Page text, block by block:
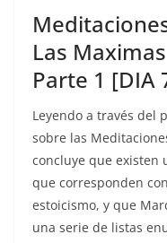
Las
Parte 1 [DIA
Leyendo a través del
sobre las
concluye que existen
que corresponden
estoicismo, y que
una serie de listas